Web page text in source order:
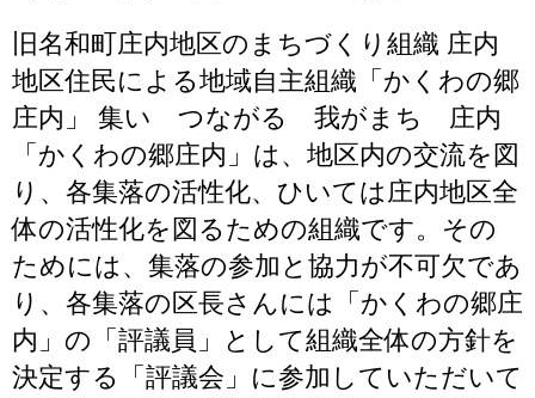
旧名和町庄内地区のまちづくり組織 庄内
地区住民による地域自主組織「かくわの郷
庄内」 集い つながる 我がまち 庄内
「かくわの郷庄内」は、地区内の交流を図
り、各集落の活性化、ひいては庄内地区全
体の活性化を図るための組織です。その
ためには、集落の参加と協力が不可欠であ
り、各集落の区長さんには「かくわの郷庄
内」の「評議員」として組織全体の方針を
決定する「評議会」に参加していただいて